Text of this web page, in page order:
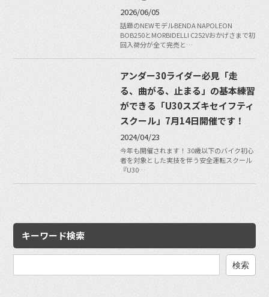
2026/06/05
話題のNEWモデルBENDA NAPOLEON
BOB250とMORBIDELLI C252Vおかげさまで初
回入荷分が全て完売と…
アンダー30ライダー必見「走
る、曲がる、止まる」の基本練習
ができる「U30スズキセイフティ
スクール」7月14日開催です！
2024/04/23
今年も開催されます！ 30歳以下のバイク初心
者を対象とした実技を伴う安全運転スクール
『U30…
キーワード検索